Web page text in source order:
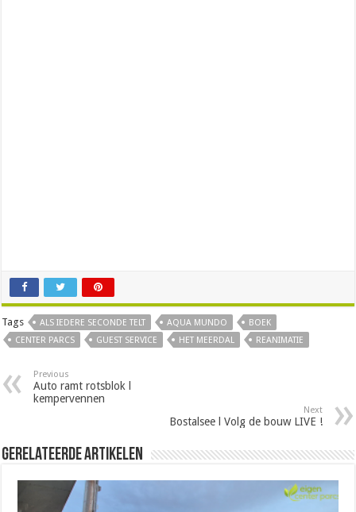
Tags ALS IEDERE SECONDE TELT AQUA MUNDO
BOEK
CENTER PARCS
GUEST SERVICE HET MEERDAL REANIMATIE
Previous
Auto ramt rotsblok l
kempervennen
Next
Bostalsee l Volg de bouw LIVE !
Gerelateerde Artikelen